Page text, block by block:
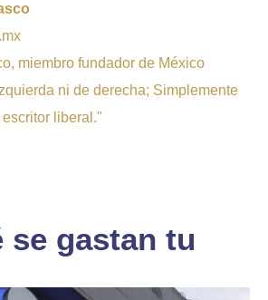
miembro fundador de México
ni de derecha; Simplemente
liberal."
se gastan tu